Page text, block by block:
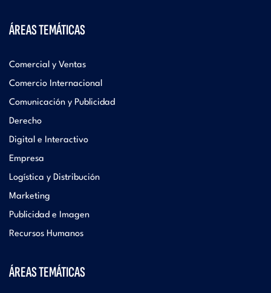
ÁREAS TEMÁTICAS
Comercial y Ventas
Comercio Internacional
Comunicación y Publicidad
Derecho
Digital e Interactivo
Empresa
Logística y Distribución
Marketing
Publicidad e Imagen
Recursos Humanos
ÁREAS TEMÁTICAS